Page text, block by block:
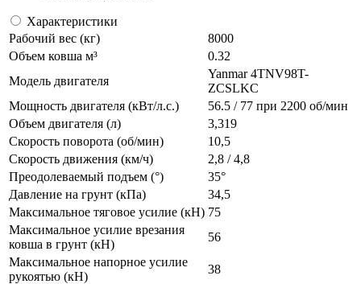
Характеристики
Рабочий вес (кг)
8000
Объем ковша м³
0.32
Модель двигателя
Yanmar 4TNV98T-
ZCSLKC
Мощность двигателя (кВт/л.с.)
56.5 / 77 при 2200 об/мин
Объем двигателя (л)
3,319
Скорость поворота (об/мин)
10,5
Скорость движения (км/ч)
2,8 / 4,8
Преодолеваемый подъем (°)
35°
Давление на грунт (кПа)
34,5
Максимальное тяговое усилие (кН) 75
Максимальное усилие врезания
ковша в грунт (кН)
56
Максимальное напорное усилие
рукоятью (кН)
38